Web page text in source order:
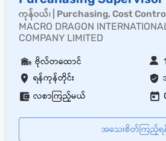
ကုန်ဝယ်၊ | Purchasing, Cost
MACRO DRAGON
COMPANY LIMITED
ရန်ကုန်တိုင်း
ဗိုလ်တထောင်
လစာကြည့်မယ်
အသေးစိတ်ကြည့်ရ